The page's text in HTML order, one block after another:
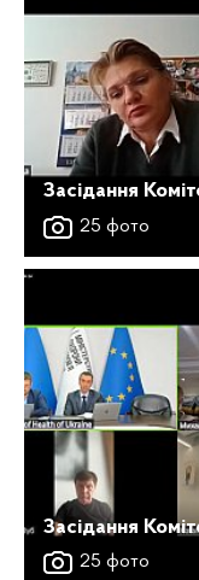
Засідання
25 фото
Засідання
25 фото